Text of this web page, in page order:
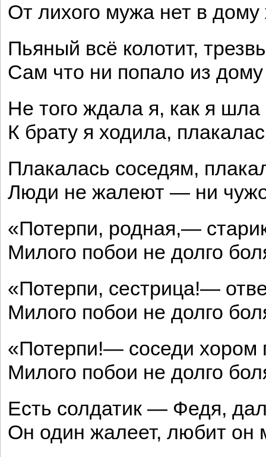
От лихого мужа нет в дому
Пьяный всё колотит,
Сам что ни попало из
Не того ждала я, как я шла
К брату я ходила,
Плакалась соседям,
Люди не жалеют — ни
«Потерпи, родная,—
Милого побои не долго
«Потерпи, сестрица!—
Милого побои не долго
«Потерпи!— соседи хором
Милого побои не долго
Есть солдатик — Федя,
Он один жалеет, любит он